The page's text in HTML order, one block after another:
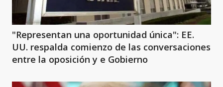
"Representan una oportunidad única": EE.
UU. respalda comienzo de las conversaciones
entre la oposición y e Gobierno